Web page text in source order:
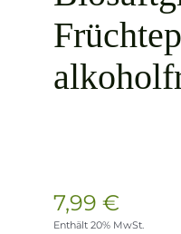
Ohne zugesetzten
7,99€
Enthält 20% MwSt.